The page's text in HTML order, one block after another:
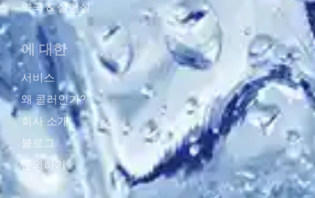
약국 & 실혐실
에 대한
서비스
왜 콜러인가?
회사 소개
블로그
문의하기